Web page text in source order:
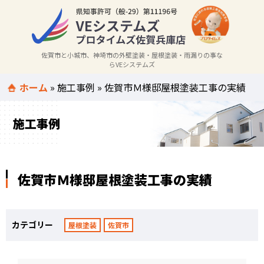
佐賀市と小城市、神埼市の外壁塗装・屋根塗装・雨漏りの事な
らVEシステムズ
ホーム »施工事例 »佐賀市Ｍ様邸屋根塗装工事の実績
施工事例
佐賀市Ｍ様邸屋根塗装工事の実績
カテゴリー 屋根塗装 佐賀市